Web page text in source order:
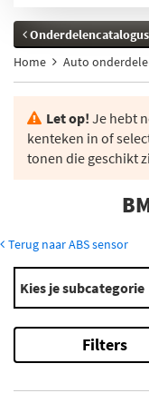
Onderdelencatalogus
Home
Auto
Let op! Je hebt
kenteken in of
tonen die geschikt
Terug naar ABS sensor
Modellen
1 Serie
2 Serie
4 Serie
5 Serie
Kies je subcategorie
Filters